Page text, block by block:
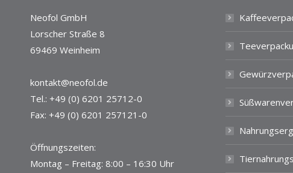
Neofol GmbH
Lorscher Straße 8
69469 Weinheim
kontakt@neofol.de
Tel.: +49 (0) 6201 25712-0
Fax: +49 (0) 6201 257121-0
Öffnungszeiten:
Montag – Freitag: 8:00 – 16:30 Uhr